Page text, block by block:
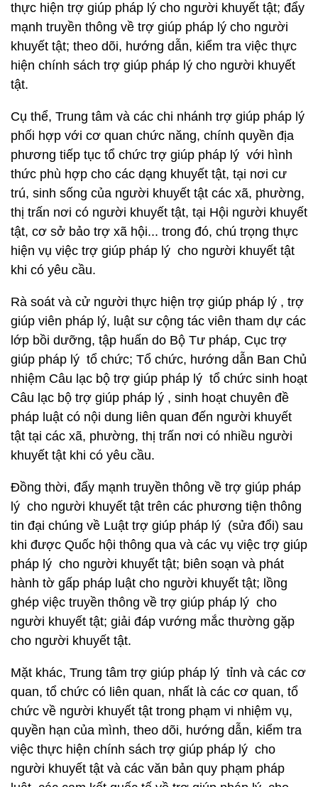
thực hiện trợ giúp pháp lý cho người khuyết tật; đẩy
mạnh truyền thông về trợ giúp pháp lý cho người
khuyết tật; theo dõi, hướng dẫn, kiểm tra việc thực
hiện chính sách trợ giúp pháp lý cho người khuyết
tật.
Cụ thể, Trung tâm và các chi nhánh trợ giúp pháp lý
phối hợp với cơ quan chức năng, chính quyền địa
phương tiếp tục tổ chức trợ giúp pháp lý với hình
thức phù hợp cho các dạng khuyết tật, tại nơi cư
trú, sinh sống của người khuyết tật các xã, phường,
thị trấn nơi có người khuyết tật, tại Hội người khuyết
tật, cơ sở bảo trợ xã hội... trong đó, chú trọng thực
hiện vụ việc trợ giúp pháp lý cho người khuyết tật
khi có yêu cầu.
Rà soát và cử người thực hiện trợ giúp pháp lý , trợ
giúp viên pháp lý, luật sư cộng tác viên tham dự các
lớp bồi dưỡng, tập huấn do Bộ Tư pháp, Cục trợ
giúp pháp lý tổ chức; Tổ chức, hướng dẫn Ban Chủ
nhiệm Câu lạc bộ trợ giúp pháp lý tổ chức sinh hoạt
Câu lạc bộ trợ giúp pháp lý , sinh hoạt chuyên đề
pháp luật có nội dung liên quan đến người khuyết
tật tại các xã, phường, thị trấn nơi có nhiều người
khuyết tật khi có yêu cầu.
Đồng thời, đẩy mạnh truyền thông về trợ giúp pháp
lý cho người khuyết tật trên các phương tiện thông
tin đại chúng về Luật trợ giúp pháp lý (sửa đổi) sau
khi được Quốc hội thông qua và các vụ việc trợ giúp
pháp lý cho người khuyết tật; biên soạn và phát
hành tờ gấp pháp luật cho người khuyết tật; lồng
ghép việc truyền thông về trợ giúp pháp lý cho
người khuyết tật; giải đáp vướng mắc thường gặp
cho người khuyết tật.
Mặt khác, Trung tâm trợ giúp pháp lý tỉnh và các cơ
quan, tổ chức có liên quan, nhất là các cơ quan, tổ
chức về người khuyết tật trong phạm vi nhiệm vụ,
quyền hạn của mình, theo dõi, hướng dẫn, kiểm tra
việc thực hiện chính sách trợ giúp pháp lý cho
người khuyết tật và các văn bản quy phạm pháp